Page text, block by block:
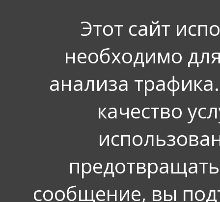
Этот сайт
необходимо
анализа
качество
сообщение, вы